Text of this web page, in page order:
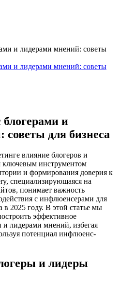
и лидерами мнений: советы
блогерами и
для бизнеса
влияние блогеров и
ключевым инструментом
и формирования доверия к
специализирующаяся на
понимает важность
с инфлюенсерами для
в 2025 году. В этой статье мы
эффективное
и лидерами мнений, избегая
потенциал инфлюенс-
и лидеры